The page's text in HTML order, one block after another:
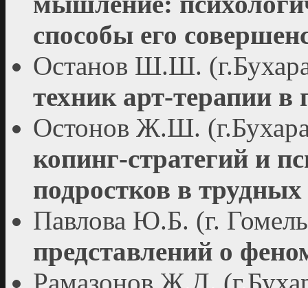
способы его
Останов Ш.Ш.
техник арт-терапии в
Остонов Ж.Ш.
копинг-стратегий и
подростков в
Павлова Ю.Б. (г.
представлений о